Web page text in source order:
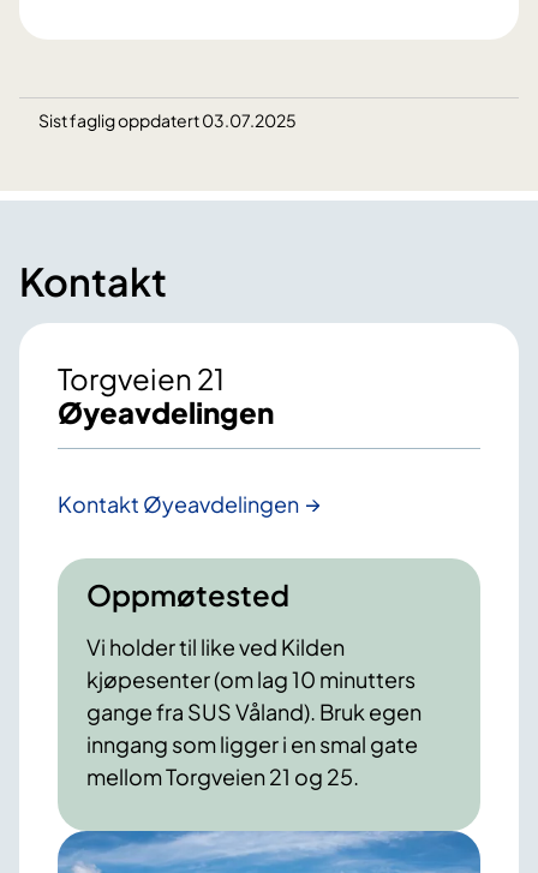
Sist faglig oppdatert 03.07.2025
Kontakt
Torgveien 21
Øyeavdelingen
Kontakt Øyeavdelingen
Oppmøtested
Vi holder til like ved Kilden
kjøpesenter (om lag 10 minutters
gange fra SUS Våland). Bruk egen
inngang som ligger i en smal gate
mellom Torgveien 21 og 25.